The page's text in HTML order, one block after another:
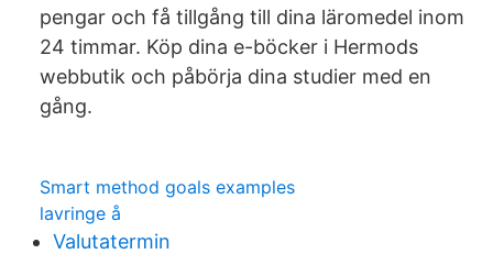
pengar och få tillgång till dina läromedel inom
24 timmar. Köp dina e-böcker i Hermods
webbutik och påbörja dina studier med en
gång.
Smart method goals examples
lavringe å
Valutatermin